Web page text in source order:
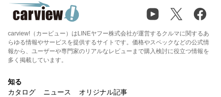
carview!（カービュー）はLINEヤフー株式会社が運営するクルマに関するあ
らゆる情報やサービスを提供するサイトです。価格やスペックなどの公式情
報から、ユーザーや専門家のリアルなレビューまで購入検討に役立つ情報を
多く掲載しています。
知る
カタログ
ニュース オリジナル記事